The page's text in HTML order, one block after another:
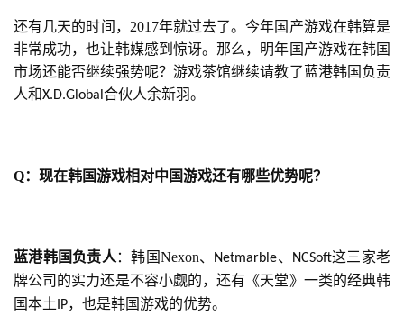
站
中
还有几天的时间，2017年就过去了。今年国产游戏在韩算是
非常成功，也让韩媒感到惊讶。那么，明年国产游戏在韩国
市场还能否继续强势呢？游戏茶馆继续请教了蓝港韩国负责
人和X.D.Global合伙人余新羽。
Q： 现在韩国游戏相对中国游戏还有哪些优势呢？
蓝港韩国负责人 ：韩国Nexon、 Netmarble、 NCSoft这三家老
牌公司的实力还是不容小觑的，还有《天堂》一类的经典韩
国本土IP，也是韩国游戏的优势。